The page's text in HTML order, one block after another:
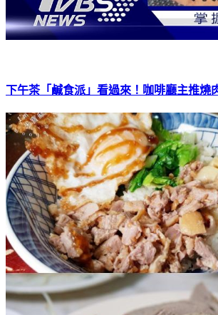
下午茶「鹹食派」看過來！咖啡廳主推燒